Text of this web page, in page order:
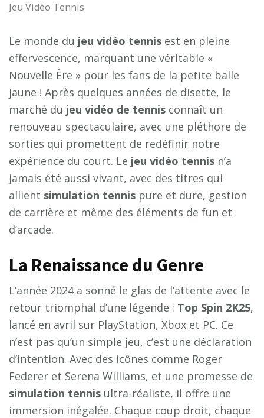
Jeu Vidéo Tennis
Le monde du jeu vidéo tennis est en pleine
effervescence, marquant une véritable «
Nouvelle Ère » pour les fans de la petite balle
jaune ! Après quelques années de disette, le
marché du jeu vidéo de tennis connaît un
renouveau spectaculaire, avec une pléthore de
sorties qui promettent de redéfinir notre
expérience du court. Le jeu vidéo tennis n’a
jamais été aussi vivant, avec des titres qui
allient simulation tennis pure et dure, gestion
de carrière et même des éléments de fun et
d’arcade.
La Renaissance du Genre
L’année 2024 a sonné le glas de l’attente avec le
retour triomphal d’une légende : Top Spin 2K25,
lancé en avril sur PlayStation, Xbox et PC. Ce
n’est pas qu’un simple jeu, c’est une déclaration
d’intention. Avec des icônes comme Roger
Federer et Serena Williams, et une promesse de
simulation tennis ultra-réaliste, il offre une
immersion inégalée. Chaque coup droit, chaque